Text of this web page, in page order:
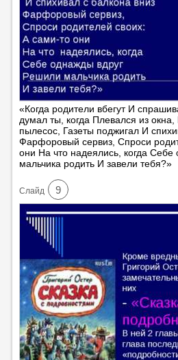
«Когда родители вбегут И
думал ты, когда Плевался из
пылесос, Газеты поджигал И
Фарфоровый сервиз, Спроси
они На что надеялись, когда
мальчика родить И завели тебя?»
Cлайд 9